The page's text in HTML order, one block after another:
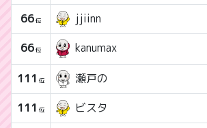
66位 jjiinn
66位 kanumax
111 位 瀬戸の
111 位 ビスタ